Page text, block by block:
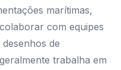
marítimas,
com equipes
de
trabalha em